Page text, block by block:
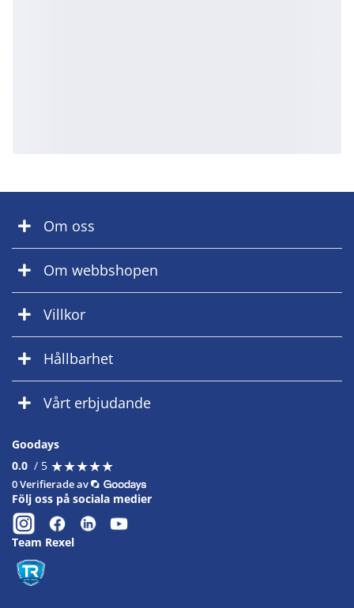
Om oss
Om webbshopen
Villkor
Hållbarhet
Vårt erbjudande
Goodays
0.0 / 5 ★★★★★
★★★★★
0 Verifierade av
Följ oss på sociala medier
Team Rexel